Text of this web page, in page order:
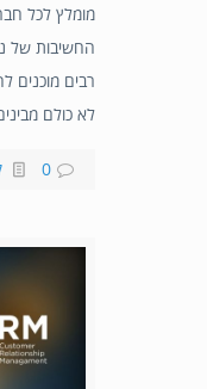
מומלץ לכל
החשיבות של
רבים מוכנים
לא כולם
0